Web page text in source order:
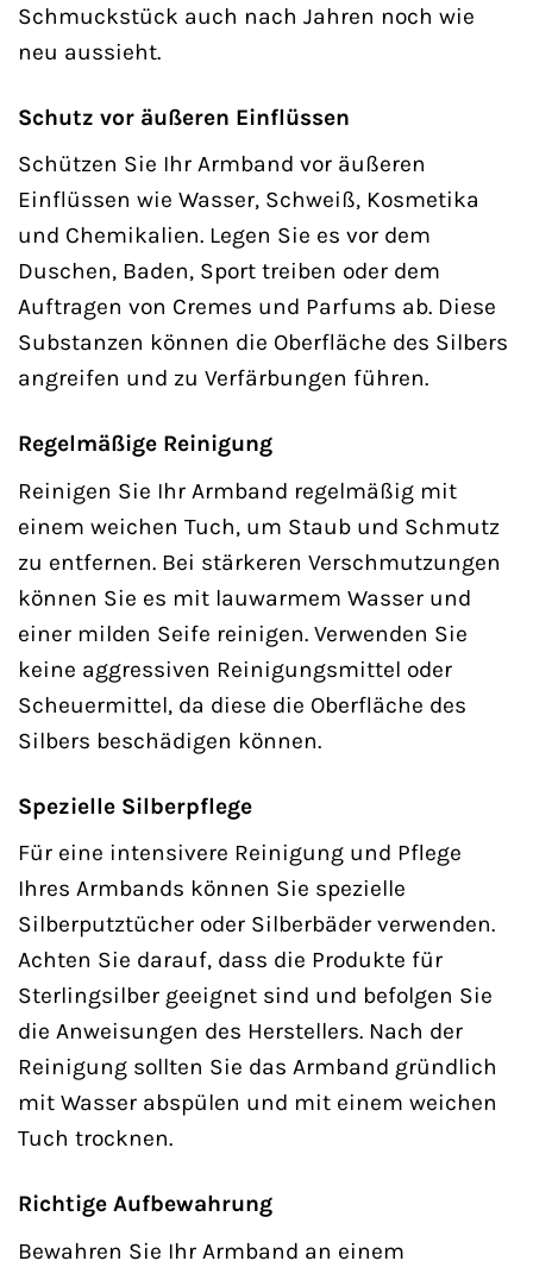
Schmuckstück auch nach Jahren noch wie
neu aussieht.
Schutz vor äußeren Einflüssen
Schützen Sie Ihr Armband vor äußeren
Einflüssen wie Wasser, Schweiß, Kosmetika
und Chemikalien. Legen Sie es vor dem
Duschen, Baden, Sport treiben oder dem
Auftragen von Cremes und Parfums ab. Diese
Substanzen können die Oberfläche des Silbers
angreifen und zu Verfärbungen führen.
Regelmäßige Reinigung
Reinigen Sie Ihr Armband regelmäßig mit
einem weichen Tuch, um Staub und Schmutz
zu entfernen. Bei stärkeren Verschmutzungen
können Sie es mit lauwarmem Wasser und
einer milden Seife reinigen. Verwenden Sie
keine aggressiven Reinigungsmittel oder
Scheuermittel, da diese die Oberfläche des
Silbers beschädigen können.
Spezielle Silberpflege
Für eine intensivere Reinigung und Pflege
Ihres Armbands können Sie spezielle
Silberputztücher oder Silberbäder verwenden.
Achten Sie darauf, dass die Produkte für
Sterlingsilber geeignet sind und befolgen Sie
die Anweisungen des Herstellers. Nach der
Reinigung sollten Sie das Armband gründlich
mit Wasser abspülen und mit einem weichen
Tuch trocknen.
Richtige Aufbewahrung
Bewahren Sie Ihr Armband an einem